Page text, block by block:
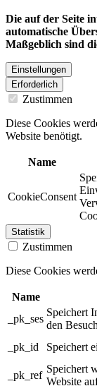
Die auf der Seite
automatische
Maßgeblich sind
Einstellungen
Erforderlich
Zustimmen
Diese Cookies
Website benötigt.
Name
CookieConsent
Statistik
Zustimmen
Diese Cookies
Name
_pk_ses
Speichert
den
_pk_id Speichert
_pk_ref
Speichert
Website